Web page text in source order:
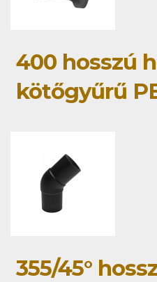
400 hosszú
kötőgyűrű
355/45°